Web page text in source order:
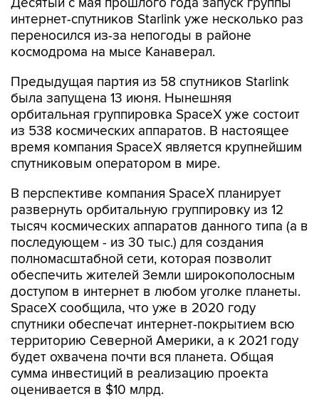
интернет-спутников Starlink уже несколько раз
переносился из-за непогоды в районе
космодрома на мысе Канаверал.
Предыдущая партия из 58 спутников Starlink
была запущена 13 июня. Нынешняя
орбитальная группировка SpaceX уже состоит
из 538 космических аппаратов. В настоящее
время компания SpaceX является крупнейшим
спутниковым оператором в мире.
В перспективе компания SpaceX планирует
развернуть орбитальную группировку из 12
тысяч космических аппаратов данного типа (а в
последующем - из 30 тыс.) для создания
полномасштабной сети, которая позволит
обеспечить жителей Земли широкополосным
доступом в интернет в любом уголке планеты.
SpaceX сообщила, что уже в 2020 году
спутники обеспечат интернет-покрытием всю
территорию Северной Америки, а к 2021 году
будет охвачена почти вся планета. Общая
сумма инвестиций в реализацию проекта
оценивается в $10 млрд.